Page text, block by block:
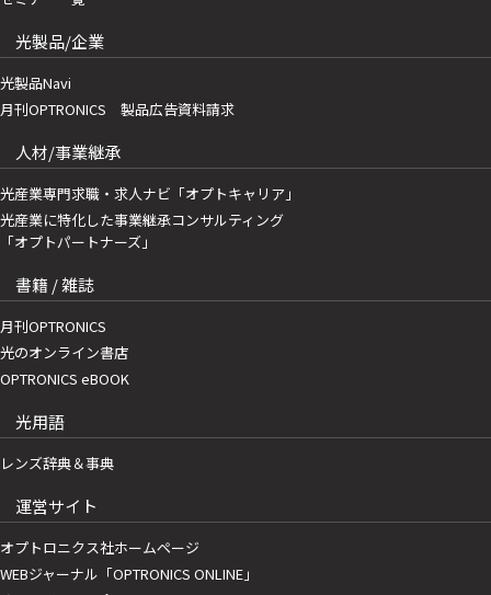
光製品/企業
光製品Navi
月刊OPTRONICS 製品広告資料請求
人材/事業継承
光産業専門求職・求人ナビ「オプトキャリア」
光産業に特化した事業継承コンサルティング
「オプトパートナーズ」
書籍 / 雑誌
月刊OPTRONICS
光のオンライン書店
OPTRONICS eBOOK
光用語
レンズ辞典＆事典
運営サイト
オプトロニクス社ホームページ
WEBジャーナル「OPTRONICS ONLINE」